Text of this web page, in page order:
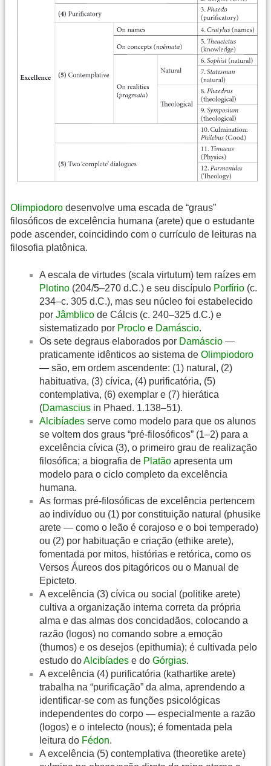
Olimpiodoro desenvolve uma escada de “graus”
filosóficos de excelência humana (arete) que o estudante
pode ascender, coincidindo com o currículo de leituras na
filosofia platônica.
A escala de virtudes (scala virtutum) tem raízes em
Plotino (204/5–270 d.C.) e seu discípulo Porfírio (c.
234–c. 305 d.C.), mas seu núcleo foi estabelecido
por Jâmblico de Cálcis (c. 240–325 d.C.) e
sistematizado por Proclo e Damáscio.
Os sete degraus elaborados por Damáscio —
praticamente idênticos ao sistema de Olimpiodoro
— são, em ordem ascendente: (1) natural, (2)
habituativa, (3) cívica, (4) purificatória, (5)
contemplativa, (6) exemplar e (7) hierática
(Damascius in Phaed. 1.138–51).
Alcibíades serve como modelo para que os alunos
se voltem dos graus “pré-filosóficos” (1–2) para a
excelência cívica (3), o primeiro grau de realização
filosófica; a biografia de Platão apresenta um
modelo para o ciclo completo da excelência
humana.
As formas pré-filosóficas de excelência pertencem
ao indivíduo ou (1) por constituição natural (phusike
arete — como o leão é corajoso e o boi temperado)
ou (2) por habituação e criação (ethike arete),
fomentada por mitos, histórias e retórica, como os
Versos Áureos dos pitagóricos ou o Manual de
Epicteto.
A excelência (3) cívica ou social (politike arete)
cultiva a organização interna correta da própria
alma e das almas dos concidadãos, colocando a
razão (logos) no comando sobre a emoção
(thumos) e os desejos (epithumia); é cultivada pelo
estudo doAlcibíades e do Górgias.
A excelência (4) purificatória (kathartike arete)
trabalha na “purificação” da alma, aprendendo a
identificar-se com as funções psicológicas
independentes do corpo — especialmente a razão
(logos) e o intelecto (nous); é fomentada pela
leitura do Fédon.
A excelência (5) contemplativa (theoretike arete)